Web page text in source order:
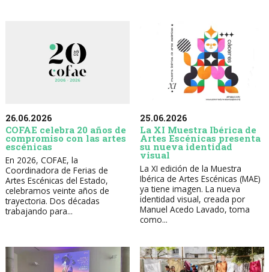
26.06.2026
COFAE celebra 20 años de
compromiso con las artes
escénicas
En 2026, COFAE, la
Coordinadora de Ferias de
Artes Escénicas del Estado,
celebramos veinte años de
trayectoria. Dos décadas
trabajando para...
25.06.2026
La XI Muestra Ibérica de
Artes Escénicas presenta
su nueva identidad
visual
La XI edición de la Muestra
Ibérica de Artes Escénicas (MAE)
ya tiene imagen. La nueva
identidad visual, creada por
Manuel Acedo Lavado, toma
como...